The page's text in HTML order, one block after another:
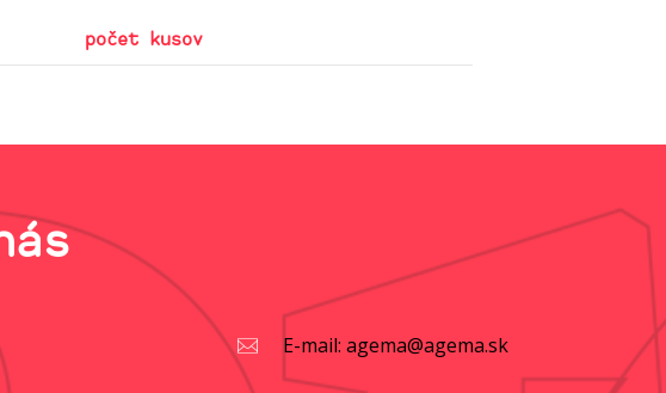
počet kusov
E-mail: agema@agema.sk